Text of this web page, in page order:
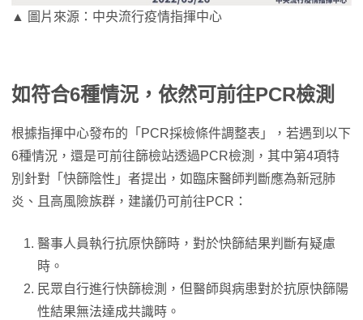
▲ 圖片來源：中央流行疫情指揮中心
如符合6種情況，依然可前往PCR檢測
根據指揮中心發布的「PCR採檢條件調整表」，若遇到以下
6種情況，還是可前往篩檢站透過PCR檢測，其中第4項特
別針對「快篩陰性」者提出，如臨床醫師判斷應為新冠肺
炎、且高風險族群，建議仍可前往PCR：
醫事人員執行抗原快篩時，對於快篩結果判斷有疑慮
時。
民眾自行進行快篩檢測，但醫師與病患對於抗原快篩陽
性結果無法達成共識時。